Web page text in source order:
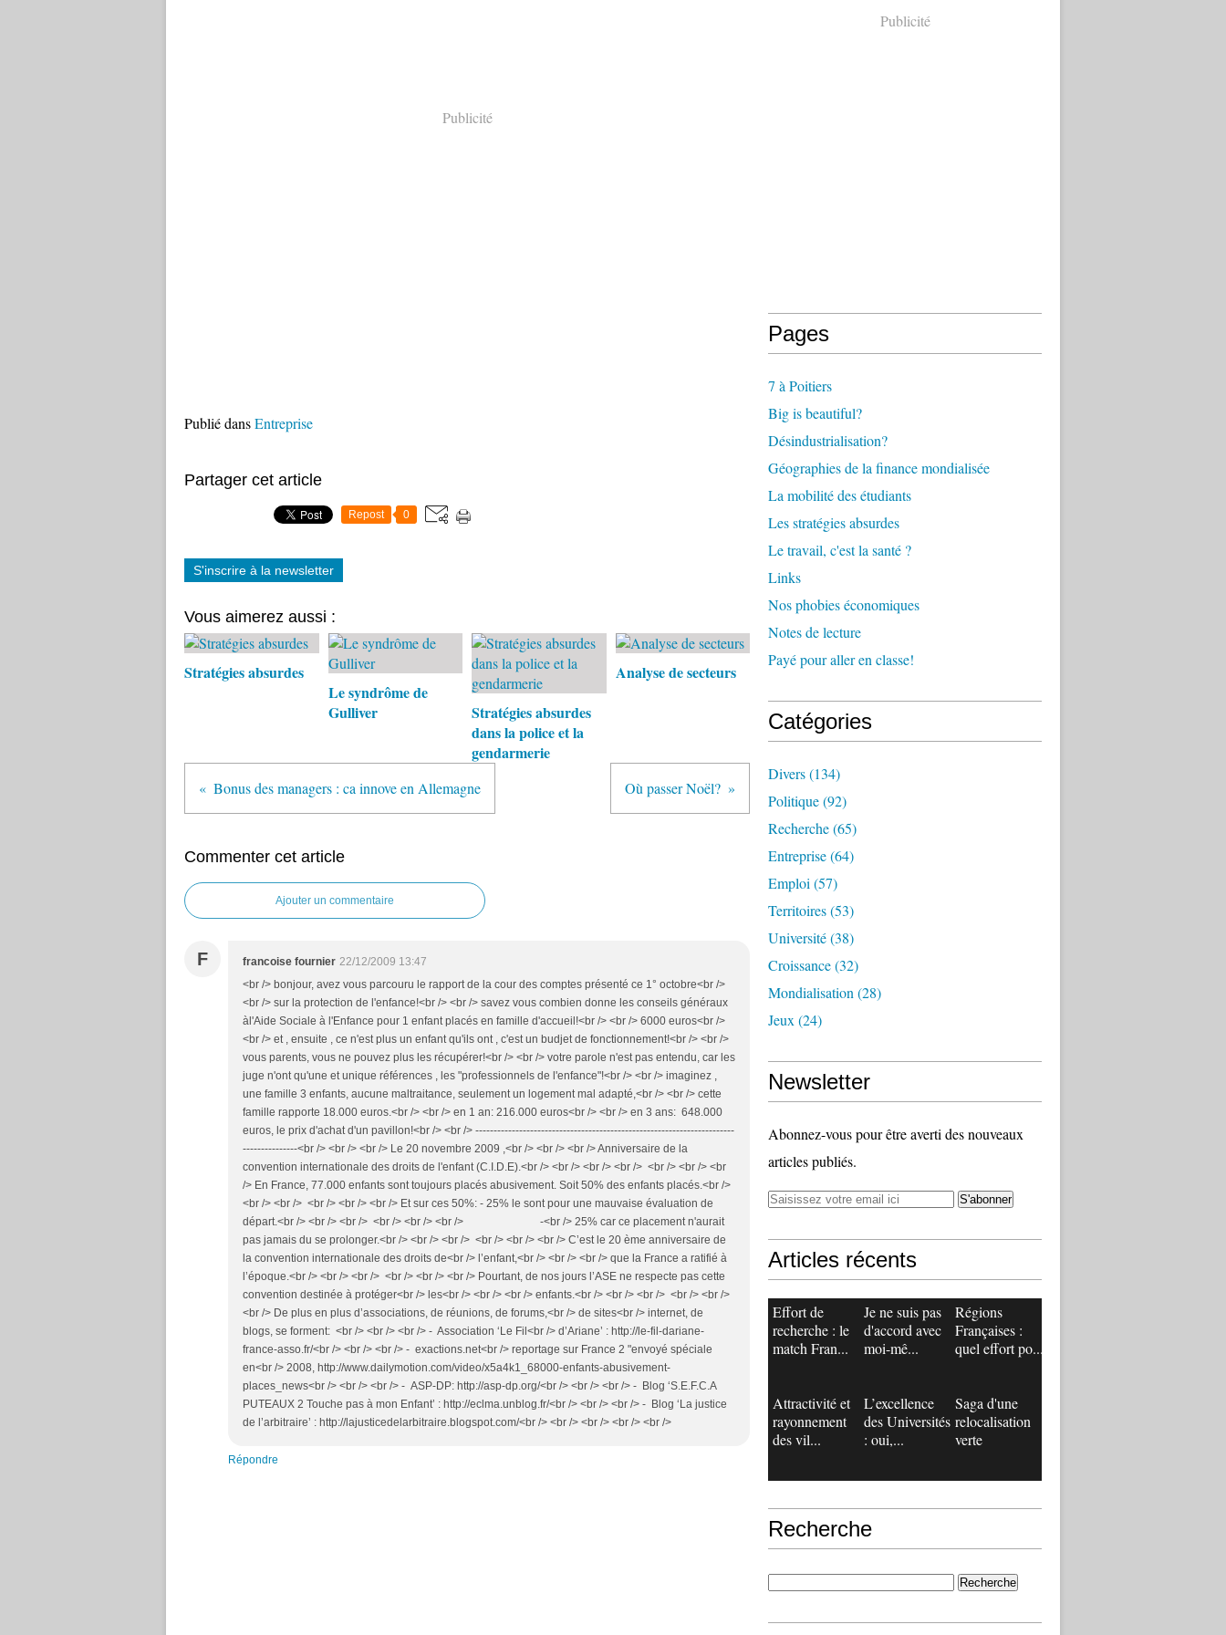
Publicité
Publié dansEntreprise
Partager cet article
Repost 0
S'inscrire à la newsletter
Vous aimerez aussi :
Stratégies absurdes
Le syndrôme de
Gulliver
Stratégies absurdes
dans la police et la
gendarmerie
Analyse de secteurs
Bonus des managers : ca innove en Allemagne Où passer Noël?
Commenter cet article
Ajouter un commentaire
F francoise fournier 22/12/2009 13:47
<br /> bonjour, avez vous parcouru le rapport de la cour des comptes présenté ce 1° octobre<br />
<br /> sur la protection de l'enfance!<br /> <br /> savez vous combien donne les conseils généraux
àl'Aide Sociale à l'Enfance pour 1 enfant placés en famille d'accueil!<br /> <br /> 6000 euros<br />
<br /> et , ensuite , ce n'est plus un enfant qu'ils ont , c'est un budjet de fonctionnement!<br /> <br />
vous parents, vous ne pouvez plus les récupérer!<br /> <br /> votre parole n'est pas entendu, car les
juge n'ont qu'une et unique références , les "professionnels de l'enfance"!<br /> <br /> imaginez ,
une famille 3 enfants, aucune maltraitance, seulement un logement mal adapté,<br /> <br /> cette
famille rapporte 18.000 euros.<br /> <br /> en 1 an: 216.000 euros<br /> <br /> en 3 ans: 648.000
euros, le prix d'achat d'un pavillon!<br /> <br /> -----------------------------------------------------------------------
---------------<br /> <br /> <br /> Le 20 novembre 2009 ,<br /> <br /> <br /> Anniversaire de la
convention internationale des droits de l'enfant (C.I.D.E).<br /> <br /> <br /> <br /> <br /> <br /> <br
/> En France, 77.000 enfants sont toujours placés abusivement. Soit 50% des enfants placés.<br />
<br /> <br /> <br /> <br /> <br /> Et sur ces 50%: - 25% le sont pour une mauvaise évaluation de
départ.<br /> <br /> <br /> <br /> <br /> <br /> -<br /> 25% car ce placement n'aurait
pas jamais du se prolonger.<br /> <br /> <br /> <br /> <br /> <br /> C’est le 20 ème anniversaire de
la convention internationale des droits de<br /> l’enfant,<br /> <br /> <br /> que la France a ratifié à
l’époque.<br /> <br /> <br /> <br /> <br /> <br /> Pourtant, de nos jours l’ASE ne respecte pas cette
convention destinée à protéger<br /> les<br /> <br /> <br /> enfants.<br /> <br /> <br /> <br /> <br />
<br /> De plus en plus d’associations, de réunions, de forums,<br /> de sites<br /> internet, de
blogs, se forment: <br /> <br /> <br /> - Association ‘Le Fil<br /> d’Ariane’ : http://le-fil-dariane-
france-asso.fr/<br /> <br /> <br /> - exactions.net<br /> reportage sur France 2 "envoyé spéciale
en<br /> 2008, http://www.dailymotion.com/video/x5a4k1_68000-enfants-abusivement-
places_news<br /> <br /> <br /> - ASP-DP: http://asp-dp.org/<br /> <br /> <br /> - Blog ‘S.E.F.C.A
PUTEAUX 2 Touche pas à mon Enfant’ : http://eclma.unblog.fr/<br /> <br /> <br /> - Blog ‘La justice
de l’arbitraire’ : http://lajusticedelarbitraire.blogspot.com/<br /> <br /> <br /> <br /> <br />
Répondre
Publicité
Pages
7 à Poitiers
Big is beautiful?
Désindustrialisation?
Géographies de la finance mondialisée
La mobilité des étudiants
Les stratégies absurdes
Le travail, c'est la santé ?
Links
Nos phobies économiques
Notes de lecture
Payé pour aller en classe!
Catégories
Divers(134)
Politique(92)
Recherche(65)
Entreprise(64)
Emploi (57)
Territoires(53)
Université(38)
Croissance(32)
Mondialisation (28)
Jeux (24)
Newsletter
Abonnez-vous pour être averti des nouveaux
articles publiés.
Articles récents
Effort de
recherche : le
match Fran...
Je ne suis pas
d'accord avec
moi-mê...
Régions
Françaises :
quel effort po...
Attractivité et
rayonnement
des vil...
L’excellence
des Universités
: oui,...
Saga d'une
relocalisation
verte
Recherche